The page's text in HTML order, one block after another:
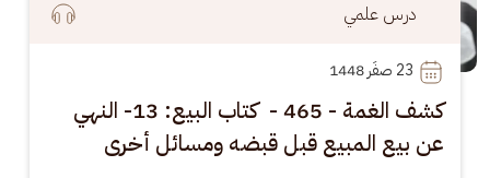
درس علمي
23
كشف الغمة - 465 - كتاب البيع: 13- النهي
عن بيع المبيع قبل قبضه ومسائل أخرى